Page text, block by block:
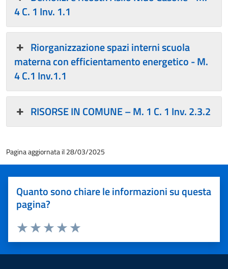
4 C. 1 Inv. 1.1
Riorganizzazione spazi interni scuola
materna con efficientamento energetico - M.
4 C.1 Inv.1.1
RISORSE IN COMUNE – M. 1 C. 1 Inv. 2.3.2
Pagina aggiornata il 28/03/2025
Quanto sono chiare le informazioni su questa
pagina?
Valuta 5 stelle su 5
Valuta 4 stelle su 5
Valuta 3 stelle su 5
Valuta 2 stelle su 5
Valuta 1 stelle su 5